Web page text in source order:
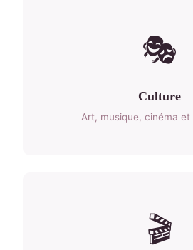
🎭
Culture
Art, musique, cinéma
🎬